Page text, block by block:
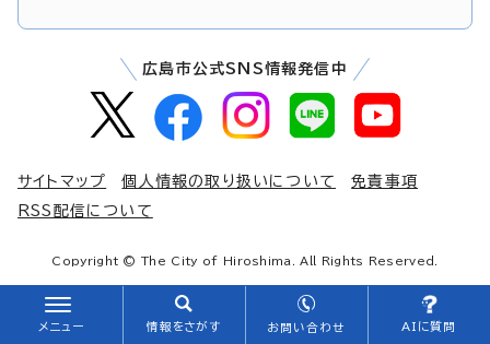
メニュー 情報をさがす お問い合わせ AIに質問
広島市公式SNS情報発信中
サイトマップ 個人情報の取り扱いについて
免責事項
RSS配信について
Copyright © The City of Hiroshima. All Rights Reserved.